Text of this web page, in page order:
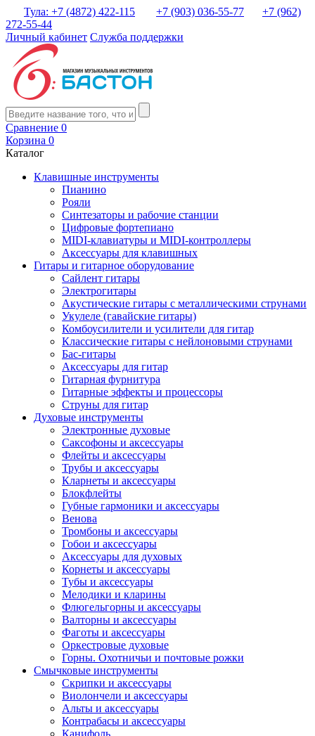
Тула: +7 (4872) 422-115 +7 (903) 036-55-77
+7 (962)
272-55-44
Личный кабинет Служба поддержки
Сравнение 0
Корзина 0
Каталог
Клавишные инструменты
Пианино
Рояли
Синтезаторы и рабочие станции
Цифровые фортепиано
MIDI-клавиатуры и MIDI-контроллеры
Аксессуары для клавишных
Гитары и гитарное оборудование
Сайлент гитары
Электрогитары
Акустические гитары с металлическими струнами
Укулеле (гавайские гитары)
Комбоусилители и усилители для гитар
Классические гитары с нейлоновыми струнами
Бас-гитары
Аксессуары для гитар
Гитарная фурнитура
Гитарные эффекты и процессоры
Струны для гитар
Духовые инструменты
Электронные духовые
Саксофоны и аксессуары
Флейты и аксессуары
Трубы и аксессуары
Кларнеты и аксессуары
Блокфлейты
Губные гармоники и аксессуары
Венова
Тромбоны и аксессуары
Гобои и аксессуары
Аксессуары для духовых
Корнеты и аксессуары
Тубы и аксессуары
Мелодики и кларины
Флюгельгорны и аксессуары
Валторны и аксессуары
Фаготы и аксессуары
Оркестровые духовые
Горны. Охотничьи и почтовые рожки
Смычковые инструменты
Скрипки и аксессуары
Виолончели и аксессуары
Альты и аксессуары
Контрабасы и аксессуары
Канифоль